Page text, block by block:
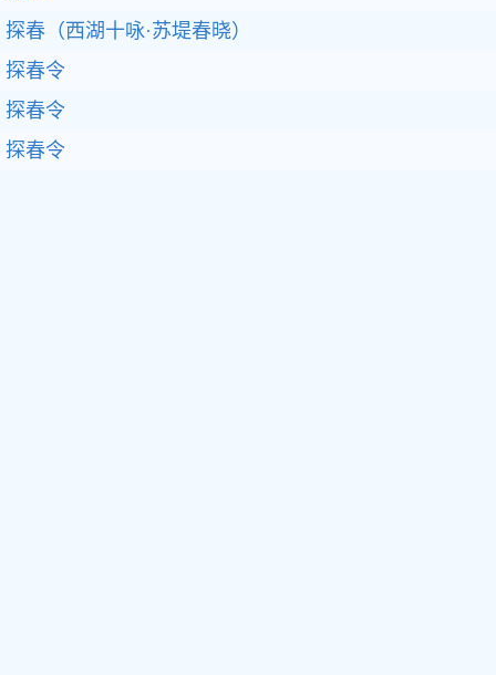
探春（西湖十咏·苏堤春晓）
探春令
探春令
探春令